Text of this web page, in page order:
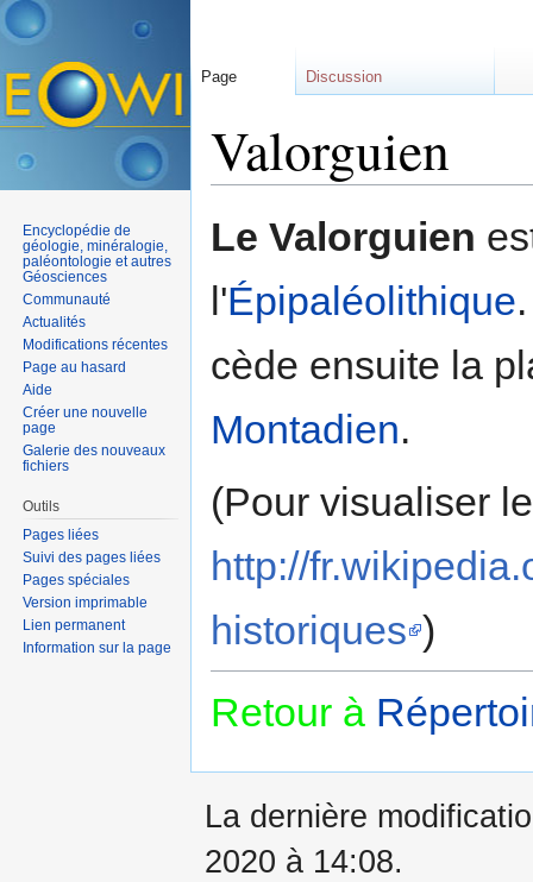
Valorguien
Le Valorguien
l'Épipaléolithique
cède ensuite la
Montadien.
(Pour visualiser
http://
historiques )
Retour à
Page Discussion
Encyclopédie de
géologie, minéralogie,
paléontologie et autres
Géosciences
Communauté
Actualités
Modifications récentes
Page au hasard
Aide
Créer une nouvelle
page
Galerie des nouveaux
fichiers
Outils
Pages liées
Suivi des pages liées
Pages spéciales
Version imprimable
Lien permanent
Information sur la page
La dernière
2020 à 14:08.